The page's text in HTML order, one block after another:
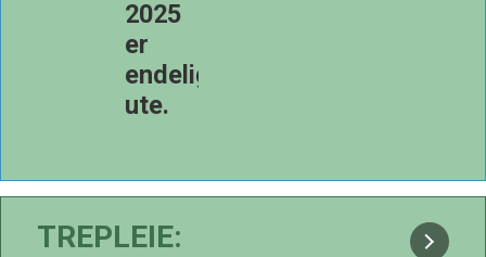
TREPLEIE: